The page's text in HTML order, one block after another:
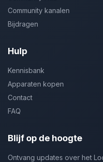
Community kanalen
Bijdragen
Hulp
Kennisbank
Apparaten kopen
Contact
FAQ
Blijf op de hoogte
Ontvang updates over het